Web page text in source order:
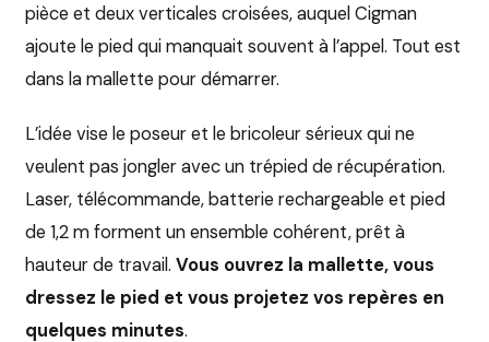
pièce et deux verticales croisées, auquel Cigman
ajoute le pied qui manquait souvent à l’appel. Tout est
dans la mallette pour démarrer.
L’idée vise le poseur et le bricoleur sérieux qui ne
veulent pas jongler avec un trépied de récupération.
Laser, télécommande, batterie rechargeable et pied
de 1,2 m forment un ensemble cohérent, prêt à
hauteur de travail. Vous ouvrez la mallette, vous
dressez le pied et vous projetez vos repères en
quelques minutes.